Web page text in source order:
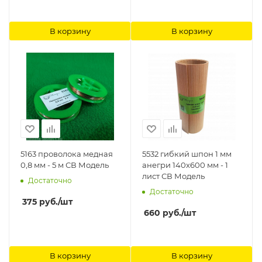
В корзину В корзину
5163 проволока медная
0,8 мм - 5 м СВ Модель
Достаточно
375 руб./шт
В корзину
5532 гибкий шпон 1 мм
анегри 140х600 мм - 1
лист СВ Модель
Достаточно
660 руб./шт
В корзину